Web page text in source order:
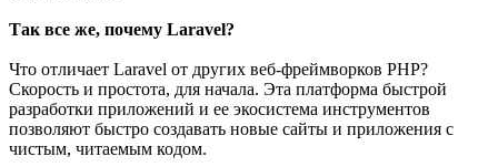
Так все же, почему Laravel?
Что отличает Laravel от других веб-фреймворков PHP?
Скорость и простота, для начала. Эта платформа быстрой
разработки приложений и ее экосистема инструментов
позволяют быстро создавать новые сайты и приложения с
чистым, читаемым кодом.